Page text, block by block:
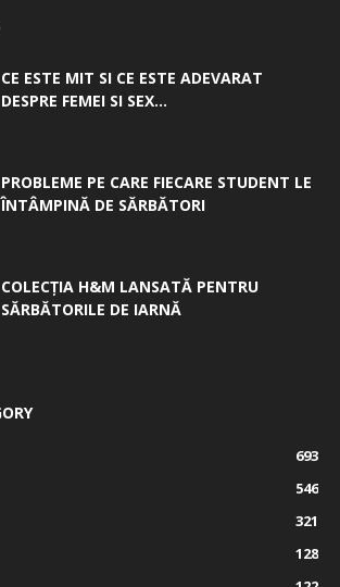
CE ESTE MIT SI CE ESTE ADEVARAT
DESPRE FEMEI SI SEX...
PROBLEME PE CARE FIECARE STUDENT LE
ÎNTÂMPINĂ DE SĂRBĂTORI
COLECȚIA H&M LANSATĂ PENTRU
SĂRBĂTORILE DE IARNĂ
693
546
321
128